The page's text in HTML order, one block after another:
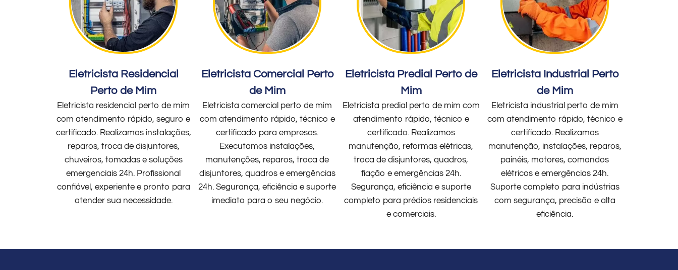
Eletricista Residencial
Perto de Mim
Eletricista residencial perto de mim
com atendimento rápido, seguro e
certificado. Realizamos instalações,
reparos, troca de disjuntores,
chuveiros, tomadas e soluções
emergenciais 24h. Profissional
confiável, experiente e pronto para
atender sua necessidade.
Eletricista Comercial Perto
de Mim
Eletricista comercial perto de mim
com atendimento rápido, técnico e
certificado para empresas.
Executamos instalações,
manutenções, reparos, troca de
disjuntores, quadros e emergências
24h. Segurança, eficiência e suporte
imediato para o seu negócio.
Eletricista Predial Perto de
Mim
Eletricista predial perto de mim com
atendimento rápido, técnico e
certificado. Realizamos
manutenção, reformas elétricas,
troca de disjuntores, quadros,
fiação e emergências 24h.
Segurança, eficiência e suporte
completo para prédios residenciais
e comerciais.
Eletricista Industrial Perto
de Mim
Eletricista industrial perto de mim
com atendimento rápido, técnico e
certificado. Realizamos
manutenção, instalações, reparos,
painéis, motores, comandos
elétricos e emergências 24h.
Suporte completo para indústrias
com segurança, precisão e alta
eficiência.